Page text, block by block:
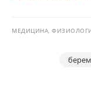
МЕДИЦИНА,